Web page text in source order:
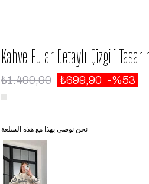
Kahve Fular Detaylı Çizgili
₺1.499,90 ₺699,90 53
نحن نوصي بهذا مع هذه السلعة
غير متوفر